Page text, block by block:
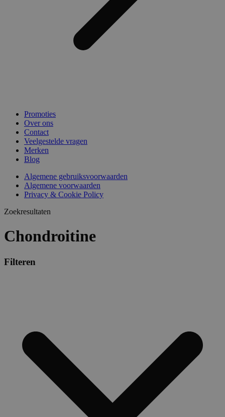
Promoties
Over ons
Contact
Veelgestelde vragen
Merken
Blog
Algemene gebruiksvoorwaarden
Algemene voorwaarden
Privacy & Cookie Policy
Zoekresultaten
Chondroitine
Filteren